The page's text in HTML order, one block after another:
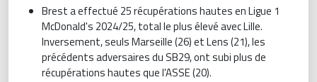
Brest a effectué 25 récupérations hautes en Ligue 1
McDonald's 2024/25, total le plus élevé avec Lille.
Inversement, seuls Marseille (26) et Lens (21), les
précédents adversaires du SB29, ont subi plus de
récupérations hautes que l'ASSE (20).